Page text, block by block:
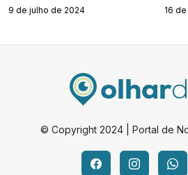
9 de julho de 2024 16
© Copyright 2024 | Portal de